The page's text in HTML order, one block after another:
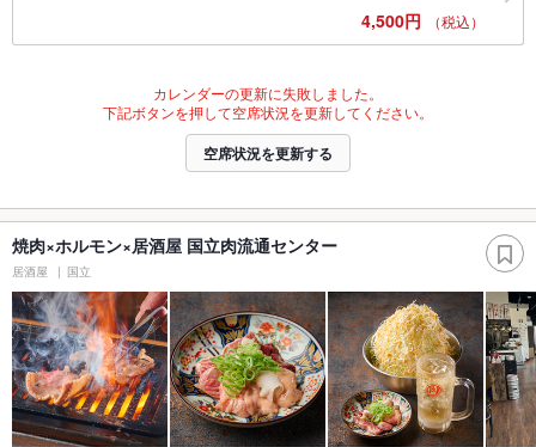
4,500円 （税込）
カレンダーの更新に失敗しました。
下記ボタンを押して空席状況を更新してください。
空席状況を更新する
焼肉×ホルモン×居酒屋 国立肉流通センター
居酒屋 国立